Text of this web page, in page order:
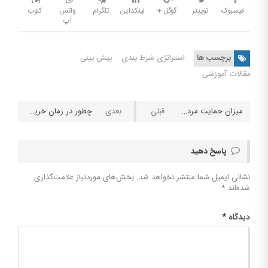
فیسبوک توییتر گوگل + لینکداین تلگرام
واتس
اپ
کلوب
برچسب ها استراتژی شرط بندی
پیش بینی
مقالات آموزشی
میزان حمایت مردم در جهان از شرط بندی چقدر است؟ چطور در زمان خرید پاسور اصل از تقلبی را تشخیص دهیم؟ آشنایی با بهترین جنس های پاسور
پاسخ دهید
نشانی ایمیل شما منتشر نخواهد شد. بخش‌های موردنیاز علامت‌گذاری
شده‌اند *
دیدگاه *